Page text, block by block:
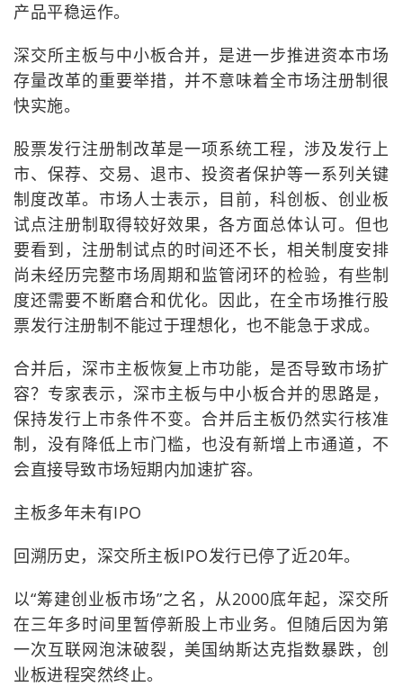
产品平稳运作。
深交所主板与中小板合并，是进一步推进资本市场
存量改革的重要举措，并不意味着全市场注册制很
快实施。
股票发行注册制改革是一项系统工程，涉及发行上
市、保荐、交易、退市、投资者保护等一系列关键
制度改革。市场人士表示，目前，科创板、创业板
试点注册制取得较好效果，各方面总体认可。但也
要看到，注册制试点的时间还不长，相关制度安排
尚未经历完整市场周期和监管闭环的检验，有些制
度还需要不断磨合和优化。因此，在全市场推行股
票发行注册制不能过于理想化，也不能急于求成。
合并后，深市主板恢复上市功能，是否导致市场扩
容？专家表示，深市主板与中小板合并的思路是，
保持发行上市条件不变。合并后主板仍然实行核准
制，没有降低上市门槛，也没有新增上市通道，不
会直接导致市场短期内加速扩容。
主板多年未有IPO
回溯历史，深交所主板IPO发行已停了近20年。
以“筹建创业板市场”之名，从2000底年起，深交所
在三年多时间里暂停新股上市业务。但随后因为第
一次互联网泡沫破裂，美国纳斯达克指数暴跌，创
业板进程突然终止。